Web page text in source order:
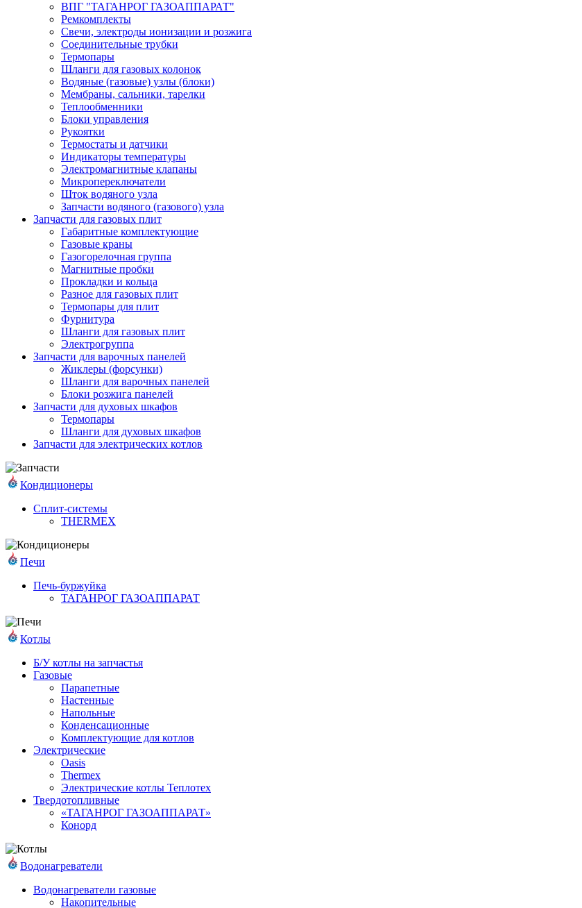
ВПГ "ТАГАНРОГ ГАЗОАППАРАТ"
Ремкомплекты
Свечи, электроды ионизации и розжига
Соединительные трубки
Термопары
Шланги для газовых колонок
Водяные (газовые) узлы (блоки)
Мембраны, сальники, тарелки
Теплообменники
Блоки управления
Рукоятки
Термостаты и датчики
Индикаторы температуры
Электромагнитные клапаны
Микропереключатели
Шток водяного узла
Запчасти водяного (газового) узла
Запчасти для газовых плит
Габаритные комплектующие
Газовые краны
Газогорелочная группа
Магнитные пробки
Прокладки и кольца
Разное для газовых плит
Термопары для плит
Фурнитура
Шланги для газовых плит
Электрогруппа
Запчасти для варочных панелей
Жиклеры (форсунки)
Шланги для варочных панелей
Блоки розжига панелей
Запчасти для духовых шкафов
Термопары
Шланги для духовых шкафов
Запчасти для электрических котлов
Кондиционеры
Сплит-системы
THERMEX
Печи
Печь-буржуйка
ТАГАНРОГ ГАЗОАППАРАТ
Котлы
Б/У котлы на запчастья
Газовые
Парапетные
Настенные
Напольные
Конденсационные
Комплектующие для котлов
Электрические
Oasis
Thermex
Электрические котлы Теплотех
Твердотопливные
«ТАГАНРОГ ГАЗОАППАРАТ»
Конорд
Водонагреватели
Водонагреватели газовые
Накопительные